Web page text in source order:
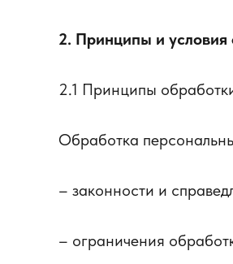
2. Принципы и
2.1 Принципы
Обработка
– законности и
– ограничения